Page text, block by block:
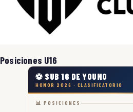
Posiciones U16
⚽ SUB 16 DE YOUNG
HONOR 2026 · CLASIFICATORIO
📊 POSICIONES